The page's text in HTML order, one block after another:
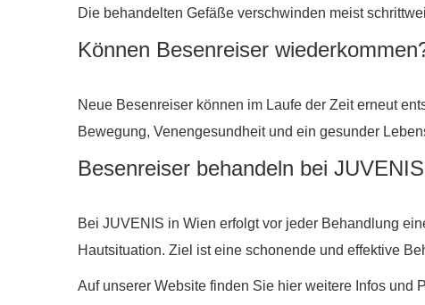
Die behandelten Gefäße verschwinden meist
Können Besenreiser
Neue Besenreiser können im Laufe der Zeit erneut
Bewegung, Venengesundheit und ein gesunder
Besenreiser behandeln bei
Bei JUVENIS in Wien erfolgt vor jeder Behandlung
Hautsituation. Ziel ist eine schonende und effektive
Auf unserer Website finden Sie hier weitere Infos und